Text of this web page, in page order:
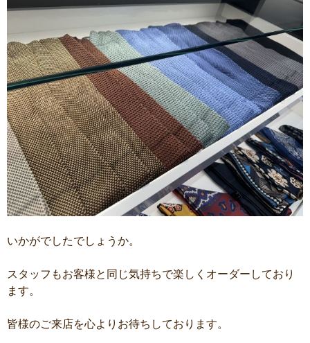
いかがでしたでしょうか。
スタッフもお客様と同じ気持ちで楽しくオーダーしており
ます。
皆様のご来店を心よりお待ちしております。